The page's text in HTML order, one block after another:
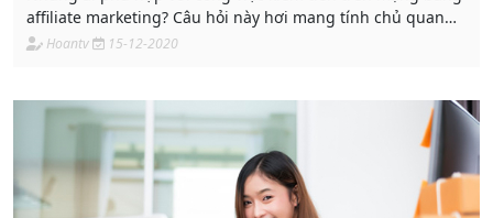
affiliate marketing? Câu hỏi này hơi mang tính chủ quan
của mỗi người, ngoài những người coi làm affiliate
tìm một nghề tay trái.
Hoantv 15-12-2020